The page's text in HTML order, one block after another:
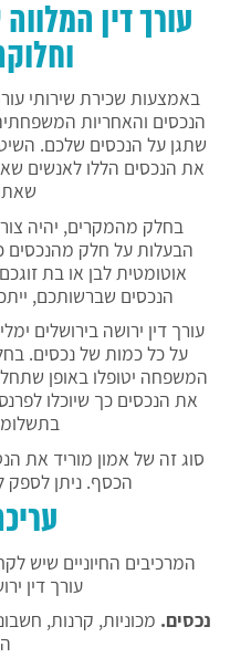
עורך דין
באמצעות שכירת שירותי
הנכסים והאחריות
שתגן על הנכסים שלכם.
את הנכסים הללו לאנשים
בחלק מהמקרים, יהיה
הבעלות על חלק מהנכסים
אוטומטית לבן או בת
הנכסים שברשותכם,
עורך דין ירושה בירושלים
על כל כמות של נכסים.
המשפחה יטופלו באופן
את הנכסים כך שיוכלו
סוג זה של אמון מוריד את
הכסף. ניתן לספק
המרכיבים החיוניים שיש
עורך דין
נכסים. מכוניות, קרנות,